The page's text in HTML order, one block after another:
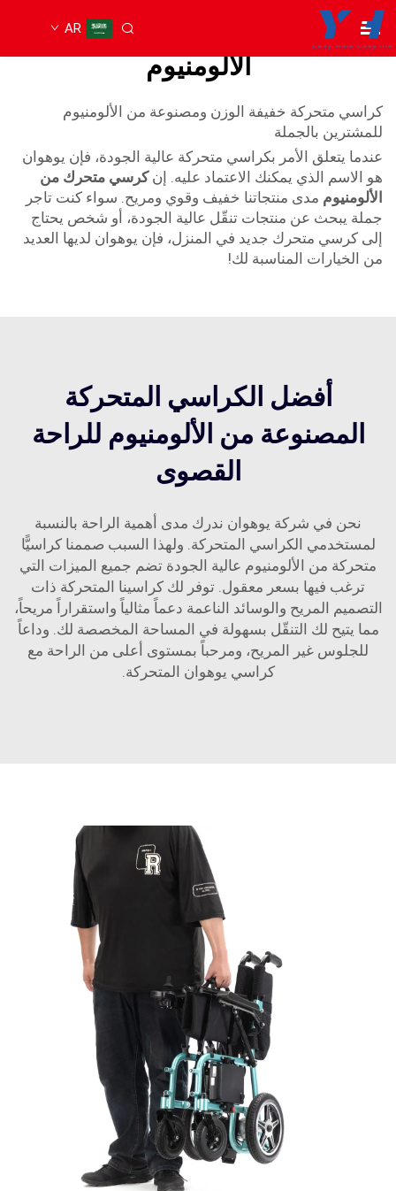
AR
كرسي متحرك خفيف الوزن من
الألومنيوم
كراسي متحركة خفيفة الوزن ومصنوعة من الألومنيوم
للمشترين بالجملة
عندما يتعلق الأمر بكراسي متحركة عالية الجودة، فإن يوهوان
هو الاسم الذي يمكنك الاعتماد عليه. إنكرسي متحرك من
الألومنيوم مدى منتجاتنا خفيف وقوي ومريح. سواء كنت تاجر
جملة يبحث عن منتجات تنقّل عالية الجودة، أو شخص يحتاج
إلى كرسي متحرك جديد في المنزل، فإن يوهوان لديها العديد
من الخيارات المناسبة لك!
أفضل الكراسي المتحركة
المصنوعة من الألومنيوم للراحة
القصوى
نحن في شركة يوهوان ندرك مدى أهمية الراحة بالنسبة
لمستخدمي الكراسي المتحركة. ولهذا السبب صممنا كراسيًّا
متحركة من الألومنيوم عالية الجودة تضم جميع الميزات التي
ترغب فيها بسعر معقول. توفر لك كراسينا المتحركة ذات
التصميم المريح والوسائد الناعمة دعماً مثالياً واستقراراً مريحاً،
مما يتيح لك التنقّل بسهولة في المساحة المخصصة لك. وداعاً
للجلوس غير المريح، ومرحباً بمستوى أعلى من الراحة مع
كراسي يوهوان المتحركة.